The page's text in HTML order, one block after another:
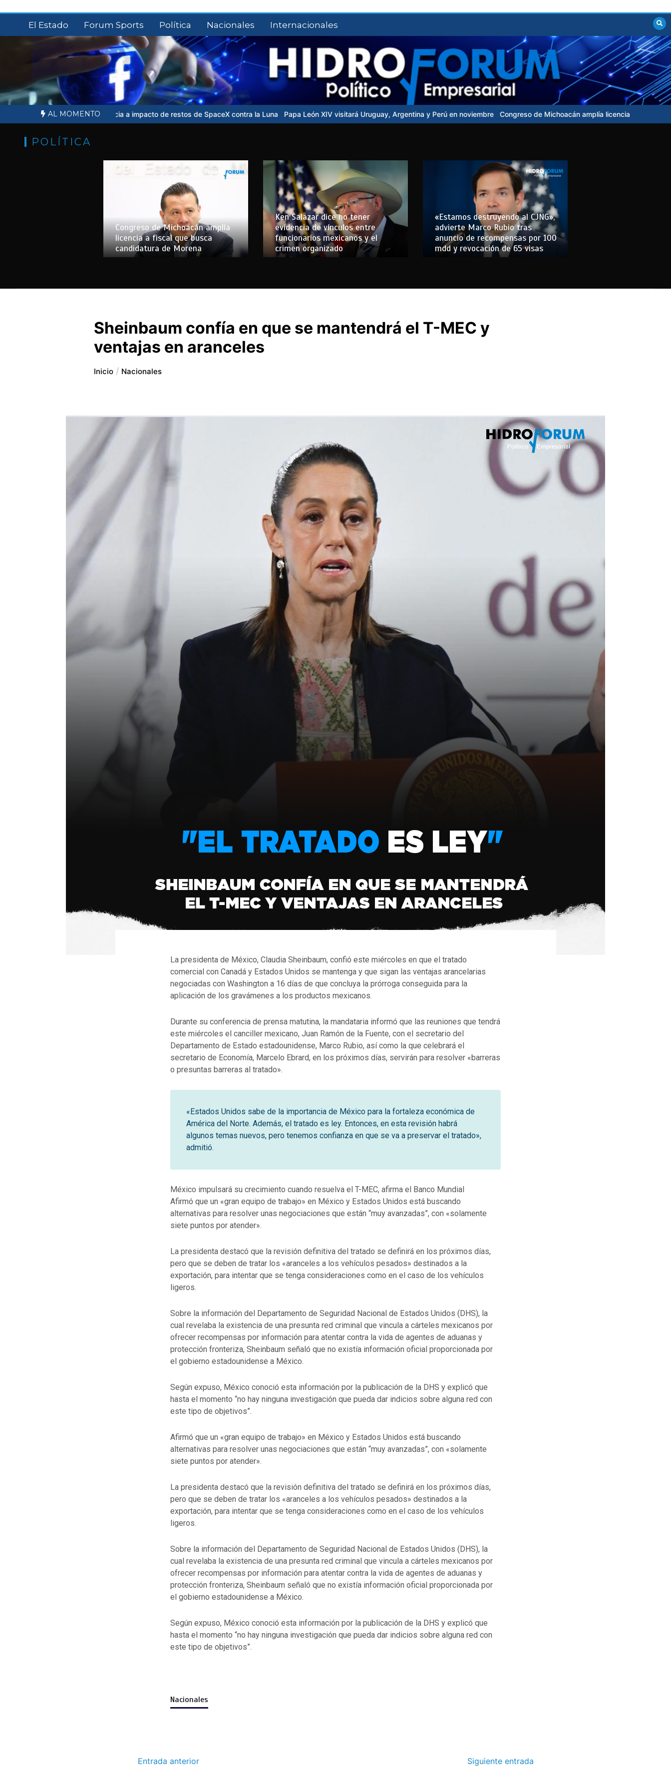
contenidoEl Estado Forum Sports Política Nacionales Internacionales
AL MOMENTO
importancia a impacto de restos de SpaceX contra la Luna Papa León XIV visitará Uruguay, Argentina y Perú en noviembre Congreso de Michoacán amplía licencia a fiscal que busca candidatura
POLÍTICA
Congreso de Michoacán amplía
licencia a fiscal que busca
candidatura de Morena
Ken Salazar dice no tener
evidencia de vínculos entre
funcionarios mexicanos y el
crimen organizado
«Estamos destruyendo al CJNG»,
advierte Marco Rubio tras
anuncio de recompensas por 100
mdd y revocación de 65 visas
Sheinbaum confía en que se mantendrá el T-MEC y
ventajas en aranceles
Inicio Nacionales
La presidenta de México, Claudia Sheinbaum, confió este miércoles en que el tratado
comercial con Canadá y Estados Unidos se mantenga y que sigan las ventajas arancelarias
negociadas con Washington a 16 días de que concluya la prórroga conseguida para la
aplicación de los gravámenes a los productos mexicanos.
Durante su conferencia de prensa matutina, la mandataria informó que las reuniones que tendrá
este miércoles el canciller mexicano, Juan Ramón de la Fuente, con el secretario del
Departamento de Estado estadounidense, Marco Rubio, así como la que celebrará el
secretario de Economía, Marcelo Ebrard, en los próximos días, servirán para resolver «barreras
o presuntas barreras al tratado».
«Estados Unidos sabe de la importancia de México para la fortaleza económica de
América del Norte. Además, el tratado es ley. Entonces, en esta revisión habrá
algunos temas nuevos, pero tenemos confianza en que se va a preservar el tratado»,
admitió.
México impulsará su crecimiento cuando resuelva el T-MEC, afirma el Banco Mundial
Afirmó que un «gran equipo de trabajo» en México y Estados Unidos está buscando
alternativas para resolver unas negociaciones que están “muy avanzadas”, con «solamente
siete puntos por atender».
La presidenta destacó que la revisión definitiva del tratado se definirá en los próximos días,
pero que se deben de tratar los «aranceles a los vehículos pesados» destinados a la
exportación, para intentar que se tenga consideraciones como en el caso de los vehículos
ligeros.
Sobre la información del Departamento de Seguridad Nacional de Estados Unidos (DHS), la
cual revelaba la existencia de una presunta red criminal que vincula a cárteles mexicanos por
ofrecer recompensas por información para atentar contra la vida de agentes de aduanas y
protección fronteriza, Sheinbaum señaló que no existía información oficial proporcionada por
el gobierno estadounidense a México.
Según expuso, México conoció esta información por la publicación de la DHS y explicó que
hasta el momento “no hay ninguna investigación que pueda dar indicios sobre alguna red con
este tipo de objetivos”.
Afirmó que un «gran equipo de trabajo» en México y Estados Unidos está buscando
alternativas para resolver unas negociaciones que están “muy avanzadas”, con «solamente
siete puntos por atender».
La presidenta destacó que la revisión definitiva del tratado se definirá en los próximos días,
pero que se deben de tratar los «aranceles a los vehículos pesados» destinados a la
exportación, para intentar que se tenga consideraciones como en el caso de los vehículos
ligeros.
Sobre la información del Departamento de Seguridad Nacional de Estados Unidos (DHS), la
cual revelaba la existencia de una presunta red criminal que vincula a cárteles mexicanos por
ofrecer recompensas por información para atentar contra la vida de agentes de aduanas y
protección fronteriza, Sheinbaum señaló que no existía información oficial proporcionada por
el gobierno estadounidense a México.
Según expuso, México conoció esta información por la publicación de la DHS y explicó que
hasta el momento “no hay ninguna investigación que pueda dar indicios sobre alguna red con
este tipo de objetivos”.
Nacionales
Entrada anterior Siguiente entrada